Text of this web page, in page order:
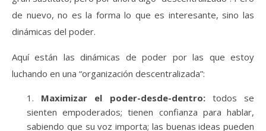
de nuevo, no es la forma lo que es interesante, sino las
dinámicas del poder.
Aquí están las dinámicas de poder por las que estoy
luchando en una “organización descentralizada”:
Maximizar el poder-desde-dentro:todos se
sienten empoderados; tienen confianza para hablar,
sabiendo que su voz importa; las buenas ideas pueden